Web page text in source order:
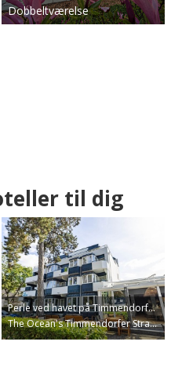
Dobbeltværelse
til dig
Perle ved havet på Timmendorf…
The Ocean's Timmendorfer Stra…